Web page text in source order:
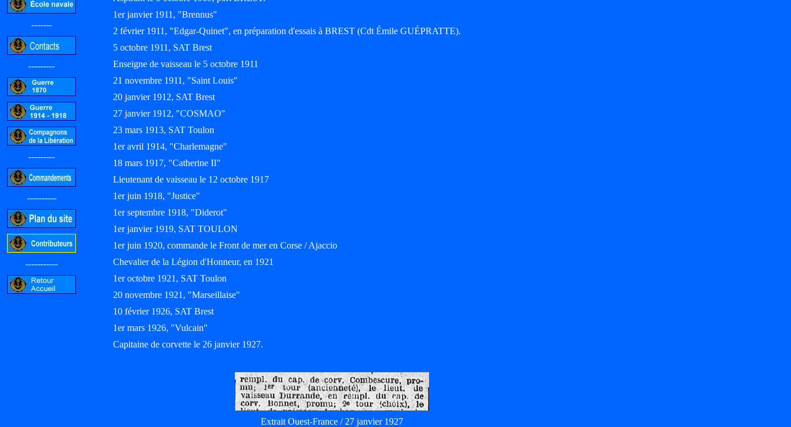
-------
---------
---------
----------
-----------
1er janvier 1911, "Brennus"
2 février 1911, "Edgar-Quinet", en préparation d'essais à BREST (Cdt Émile GUÉPRATTE).
5 octobre 1911, SAT Brest
Enseigne de vaisseau le 5 octobre 1911
21 novembre 1911, "Saint Louis"
20 janvier 1912, SAT Brest
27 janvier 1912, "COSMAO"
23 mars 1913, SAT Toulon
1er avril 1914, "Charlemagne"
18 mars 1917, "Catherine II"
Lieutenant de vaisseau le 12 octobre 1917
1er juin 1918, "Justice"
1er septembre 1918, "Diderot"
1er janvier 1919, SAT TOULON
1er juin 1920, commande le Front de mer en Corse / Ajaccio
Chevalier de la Légion d'Honneur, en 1921
1er octobre 1921, SAT Toulon
20 novembre 1921, "Marseillaise"
10 février 1926, SAT Brest
1er mars 1926, "Vulcain"
Capitaine de corvette le 26 janvier 1927.
Extrait Ouest-France / 27 janvier 1927